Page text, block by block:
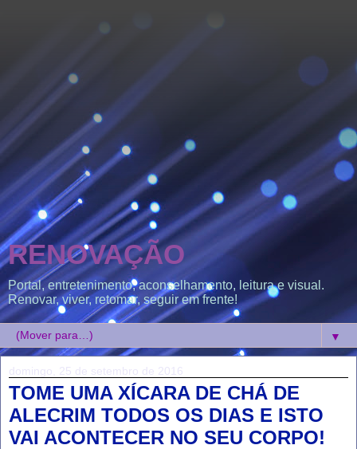
RENOVAÇÃO
Portal, entretenimento, aconselhamento, leitura e visual.
Renovar, viver, retomar, seguir em frente!
▼
domingo, 25 de setembro de 2016
TOME UMA XÍCARA DE CHÁ DE
ALECRIM TODOS OS DIAS E ISTO
VAI ACONTECER NO SEU CORPO!